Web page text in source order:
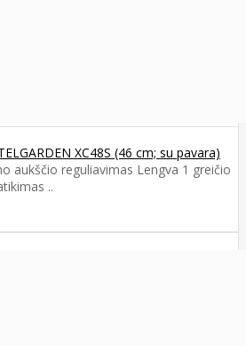
XC48S (46 cm; su pavara)
aukščio reguliavimas Lengva 1 greičio
..